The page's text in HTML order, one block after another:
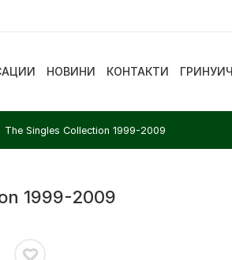
НОВИНИ КОНТАКТИ ГРИНУИЧ
The Singles Collection 1999-2009
1999-2009